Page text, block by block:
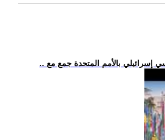
إسرائيلي بالأمم المتحدة جمع مع